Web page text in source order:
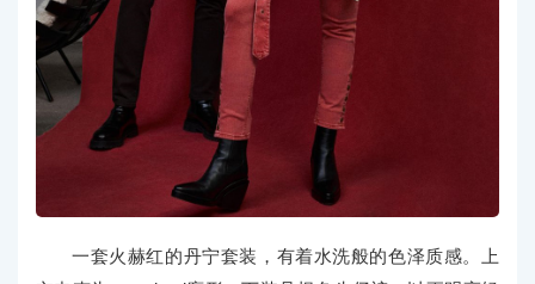
一套火赫红的丹宁套装，有着水洗般的色泽质感。上